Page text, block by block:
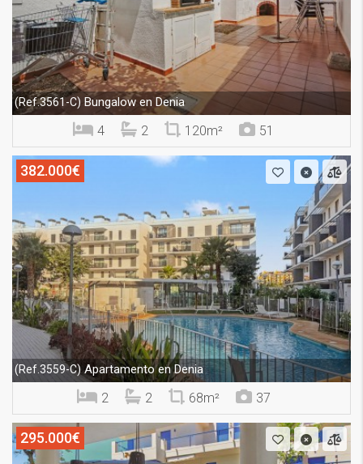
(Ref.3561-C) Bungalow en Denia
4 2 120m² 51
382.000€
(Ref.3559-C)Apartamento en Denia
2 2 68m² 37
295.000€